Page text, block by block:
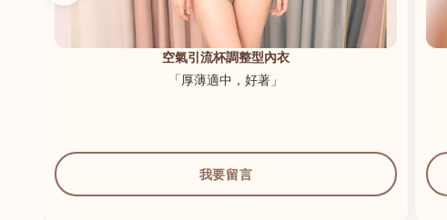
空氣引流杯調整型內衣
「厚薄適中，好著」
我要留言